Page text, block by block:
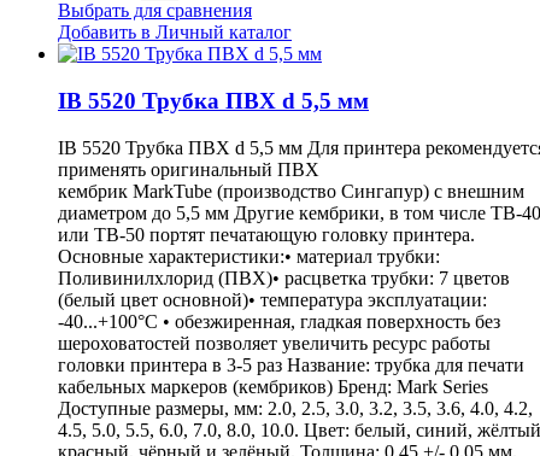
Выбрать для сравнения
Добавить в Личный каталог
IB 5520 Трубка ПВХ d 5,5 мм
IB 5520 Трубка ПВХ d 5,5 мм Для принтера
применять оригинальный ПВХ
кембрик MarkTube (производство Сингапур) с внешним
диаметром до 5,5 мм Другие кембрики, в том числе ТВ-40
или ТВ-50 портят печатающую головку принтера.
Основные характеристики:• материал трубки:
Поливинилхлорид (ПВХ)• расцветка трубки: 7 цветов
(белый цвет основной)• температура эксплуатации:
-40...+100°С • обезжиренная, гладкая поверхность без
шероховатостей позволяет увеличить ресурс работы
головки принтера в 3-5 раз Название: трубка для печати
кабельных маркеров (кембриков) Бренд: Mark Series
Доступные размеры, мм: 2.0, 2.5, 3.0, 3.2, 3.5, 3.6, 4.0, 4.2,
4.5, 5.0, 5.5, 6.0, 7.0, 8.0, 10.0. Цвет: белый, синий,
красный, чёрный и зелёный. Толщина: 0.45 +/- 0.05 мм.